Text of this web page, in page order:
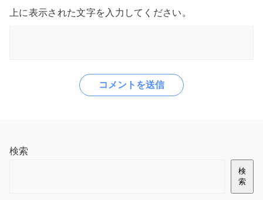
上に表示された文字を入力してください。
検索
検
索